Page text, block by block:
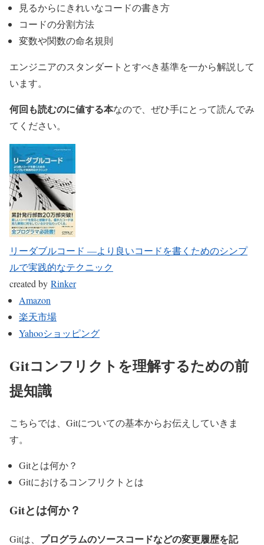
見るからにきれいなコードの書き方
コードの分割方法
変数や関数の命名規則
エンジニアのスタンダートとすべき基準を一から解説して
います。
何回も読むのに値する本なので、ぜひ手にとって読んでみ
てください。
リーダブルコード ―より良いコードを書くためのシンプ
ルで実践的なテクニック
created by Rinker
Amazon
楽天市場
Yahooショッピング
Gitコンフリクトを理解するための前
提知識
こちらでは、Gitについての基本からお伝えしていきま
す。
Gitとは何か？
Gitにおけるコンフリクトとは
Gitとは何か？
Gitは、 プログラムのソースコードなどの変更履歴を記